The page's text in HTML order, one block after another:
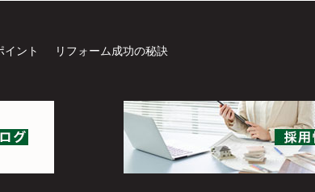
イント リフォーム成功の秘訣